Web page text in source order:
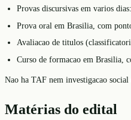
Provas discursivas em varios
Prova oral em Brasilia, com
Avaliacao de titulos
Curso de formacao em Brasilia,
Nao ha TAF nem investigacao
Matérias do edital